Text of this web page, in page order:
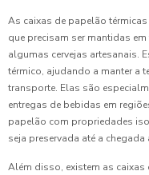
As caixas de papelão
que precisam ser mantidas
algumas cervejas artesanais.
térmico, ajudando a manter a
transporte. Elas são
entregas de bebidas em
papelão com propriedades
seja preservada até a
Além disso, existem as caixas